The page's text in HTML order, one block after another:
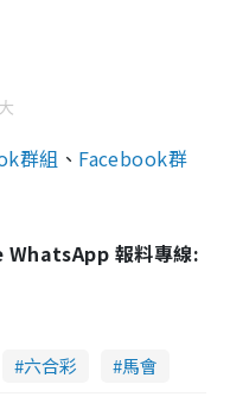
群組 、 Facebook群
報料專線:
六合彩 馬會